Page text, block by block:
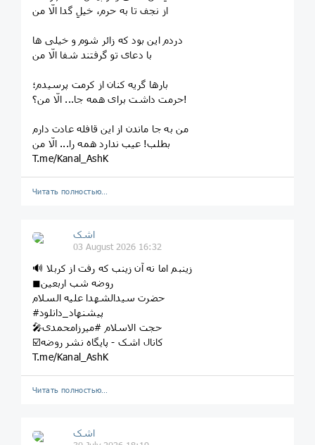
از نجف تا به حرم٬ خیلِ گدا الّا من
دردم این بود که زائر شوم و خیلی ها
با دعای تو گرفتند شفا الّا من
بارها گریه کنان از کرمت پرسیدم؛
حرمت داشت برای همه جا... الّا من؟!
من به جا ماندن از این قافله عادت دارم
بطلب! عیب ندارد همه را... الّا من
T.me/Kanal_AshK
Читать полностью…
اشک
03 August 2026 16:32
🔊 زینبم اما نه آن زینب که رفت از کربلا
◼روضه شب اربعین
حضرت سیدالشهدا علیه السلام
#پیشنهاد_دانلود
🎤حجت الاسلام #میرزامحمدی
☑️کانال اشک - پایگاه نشر روضه
T.me/Kanal_AshK
Читать полностью…
اشک